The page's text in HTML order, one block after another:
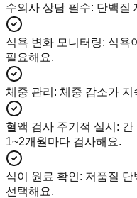
수의사 상담 필수: 단백질
식욕 변화 모니터링: 식욕
필요해요.
체중 관리 : 체중 감소가
혈액 검사 주기적 실시 : 간
1~2개월마다 검사해요.
식이 원료 확인: 저품질 단
선택해요.